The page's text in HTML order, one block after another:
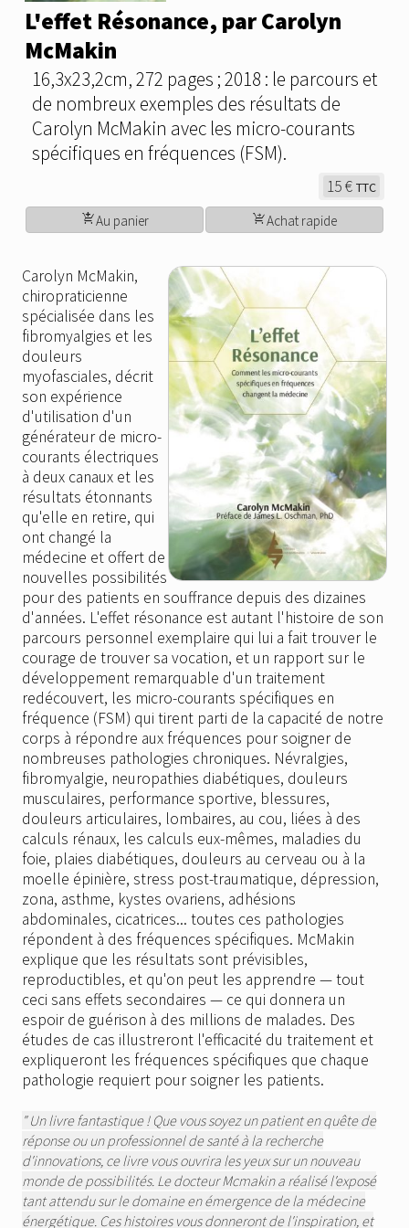
L'effet Résonance, par Carolyn
McMakin
16,3x23,2cm, 272 pages ; 2018 : le parcours et
de nombreux exemples des résultats de
Carolyn McMakin avec les micro-courants
spécifiques en fréquences (FSM).
15 € TTC
add_shopping_cartAu panier shopping_cart_checkoutAchat rapide
Carolyn McMakin,
chiropraticienne
spécialisée dans les
fibromyalgies et les
douleurs
myofasciales, décrit
son expérience
d'utilisation d'un
générateur de micro-
courants électriques
à deux canaux et les
résultats étonnants
qu'elle en retire, qui
ont changé la
médecine et offert de
nouvelles possibilités
pour des patients en souffrance depuis des dizaines
d'années. L'effet résonance est autant l'histoire de son
parcours personnel exemplaire qui lui a fait trouver le
courage de trouver sa vocation, et un rapport sur le
développement remarquable d'un traitement
redécouvert, les micro-courants spécifiques en
fréquence (FSM) qui tirent parti de la capacité de notre
corps à répondre aux fréquences pour soigner de
nombreuses pathologies chroniques. Névralgies,
fibromyalgie, neuropathies diabétiques, douleurs
musculaires, performance sportive, blessures,
douleurs articulaires, lombaires, au cou, liées à des
calculs rénaux, les calculs eux-mêmes, maladies du
foie, plaies diabétiques, douleurs au cerveau ou à la
moelle épinière, stress post-traumatique, dépression,
zona, asthme, kystes ovariens, adhésions
abdominales, cicatrices... toutes ces pathologies
répondent à des fréquences spécifiques. McMakin
explique que les résultats sont prévisibles,
reproductibles, et qu'on peut les apprendre — tout
ceci sans effets secondaires — ce qui donnera un
espoir de guérison à des millions de malades. Des
études de cas illustreront l'efficacité du traitement et
expliqueront les fréquences spécifiques que chaque
pathologie requiert pour soigner les patients.
" Un livre fantastique ! Que vous soyez un patient en quête de
réponse ou un professionnel de santé à la recherche
d'innovations, ce livre vous ouvrira les yeux sur un nouveau
monde de possibilités. Le docteur Mcmakin a réalisé l'exposé
tant attendu sur le domaine en émergence de la médecine
énergétique. Ces histoires vous donneront de l'inspiration, et